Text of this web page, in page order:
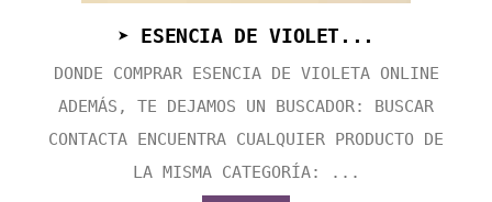
➤ ESENCIA DE VIOLET...
DONDE COMPRAR ESENCIA DE VIOLETA ONLINE
ADEMÁS, TE DEJAMOS UN BUSCADOR: BUSCAR
CONTACTA ENCUENTRA CUALQUIER PRODUCTO DE
LA MISMA CATEGORÍA: ...